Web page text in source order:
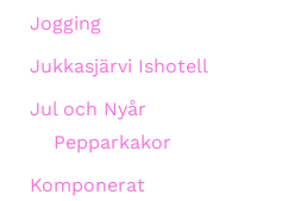
Jogging
Jukkasjärvi Ishotell
Jul och Nyår
Pepparkakor
Komponerat